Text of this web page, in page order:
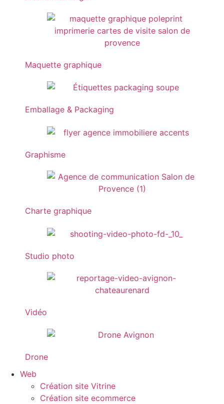
Maquette graphique
Emballage & Packaging
Graphisme
Charte graphique
Studio photo
Vidéo
Drone
Web
Création site Vitrine
Création site ecommerce